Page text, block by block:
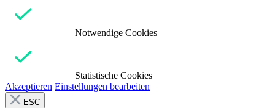
Notwendige Cookies
Statistische Cookies
Akzeptieren Einstellungen bearbeiten
ESC